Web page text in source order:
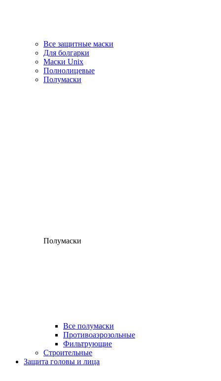
Все защитные маски
Для болгарки
Маски Unix
Полнолицевые
Полумаски
Полумаски
Все полумаски
Противоаэрозольные
Фильтрующие
Строительные
Защита головы и лица